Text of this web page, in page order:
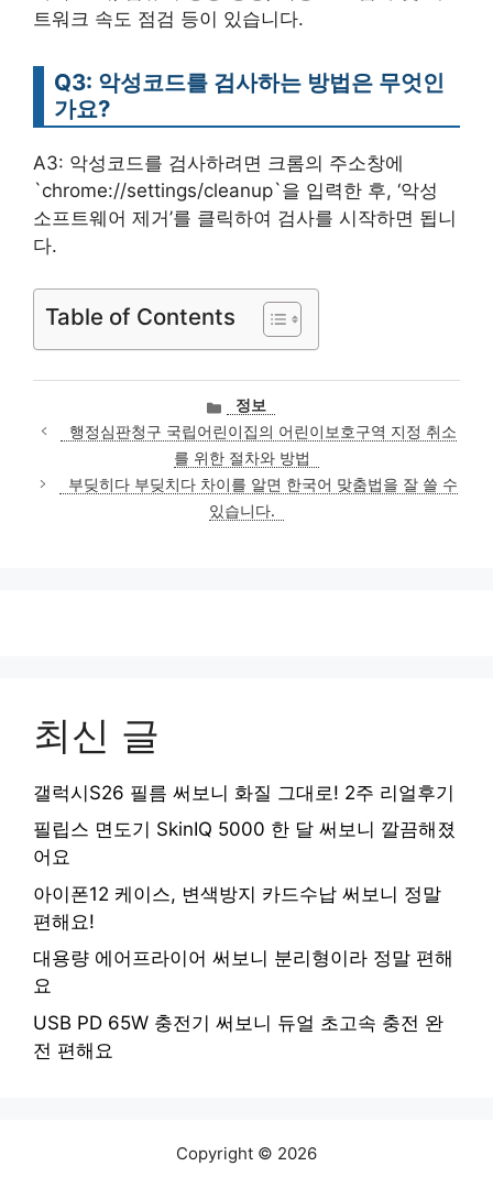
트워크 속도 점검 등이 있습니다.
Q3: 악성코드를 검사하는 방법은 무엇인
가요?
A3: 악성코드를 검사하려면 크롬의 주소창에
`chrome://settings/cleanup`을 입력한 후, ‘악성
소프트웨어 제거’를 클릭하여 검사를 시작하면 됩니
다.
Table of Contents
카
테
고
리
정보
행정심판청구 국립어린이집의 어린이보호구역 지정 취소
를 위한 절차와 방법
부딪히다 부딪치다 차이를 알면 한국어 맞춤법을 잘 쓸 수
있습니다.
최신 글
갤럭시S26 필름 써보니 화질 그대로! 2주 리얼후기
필립스 면도기 SkinIQ 5000 한 달 써보니 깔끔해졌
어요
아이폰12 케이스, 변색방지 카드수납 써보니 정말
편해요!
대용량 에어프라이어 써보니 분리형이라 정말 편해
요
USB PD 65W 충전기 써보니 듀얼 초고속 충전 완
전 편해요
Copyright © 2026